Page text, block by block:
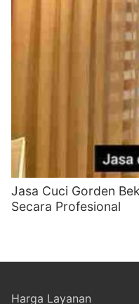
Jasa Cuci Gorden
Secara Profesional
Harga Layanan